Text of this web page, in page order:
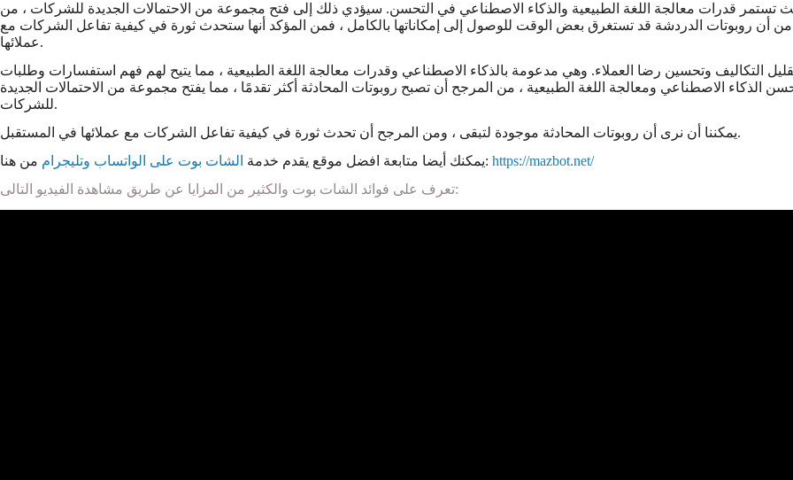
تستمر قدرات معالجة اللغة الطبيعية والذكاء الاصطناعي في التحسن. سيؤدي ذلك إلى فتح مجموعة من الاحتمالات الجديدة للشركات ، من
من أن روبوتات الدردشة قد تستغرق بعض الوقت للوصول إلى إمكاناتها بالكامل ، فمن المؤكد أنها ستحدث ثورة في كيفية تفاعل الشركات مع
عملائها.
وتحسين رضا العملاء. وهي مدعومة بالذكاء الاصطناعي وقدرات معالجة اللغة الطبيعية ، مما يتيح لهم فهم استفسارات وطلبات
الذكاء الاصطناعي ومعالجة اللغة الطبيعية ، من المرجح أن تصبح روبوتات المحادثة أكثر تقدمًا ، مما يفتح مجموعة من الاحتمالات الجديدة
للشركات.
يمكننا أن نرى أن روبوتات المحادثة موجودة لتبقى ، ومن المرجح أن تحدث ثورة في كيفية تفاعل الشركات مع عملائها في المستقبل.
يمكنك أيضا متابعة افضل موقع يقدم خدمة الشات بوت على الواتساب وتليجرام من هنا: https://mazbot.net/
تعرف على فوائد الشات بوت والكثير من المزايا عن طريق مشاهدة الفيديو التالى: